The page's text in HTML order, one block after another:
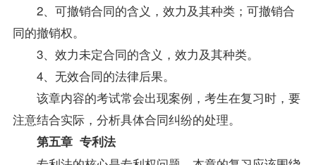
2、可撤销合同的含义，效力及其种类；可撤销合
同的撤销权。
3、效力未定合同的含义，效力及其种类。
4、无效合同的法律后果。
该章内容的考试常会出现案例，考生在复习时，要
注意结合实际，分析具体合同纠纷的处理。
第五章 专利法